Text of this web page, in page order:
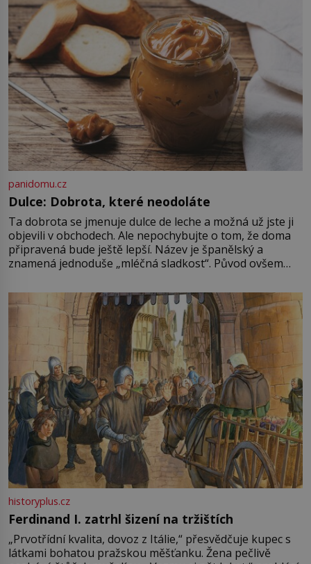
ale přijde únor roku 1637 a sen o
[…]
panidomu.cz
Dulce: Dobrota, které neodoláte
Ta dobrota se jmenuje dulce de leche a možná už jste ji
objevili v obchodech. Ale nepochybujte o tom, že doma
připravená bude ještě lepší. Název je španělský a
znamená jednoduše „mléčná sladkost“. Původ ovšem
pře hned několik latinskoamerických zemí a k tomu
Francie, kde se traduje,
historyplus.cz
Ferdinand I. zatrhl šizení na tržištích
„Prvotřídní kvalita, dovoz z Itálie,“ přesvědčuje kupec s
látkami bohatou pražskou měšťanku. Žena pečlivě